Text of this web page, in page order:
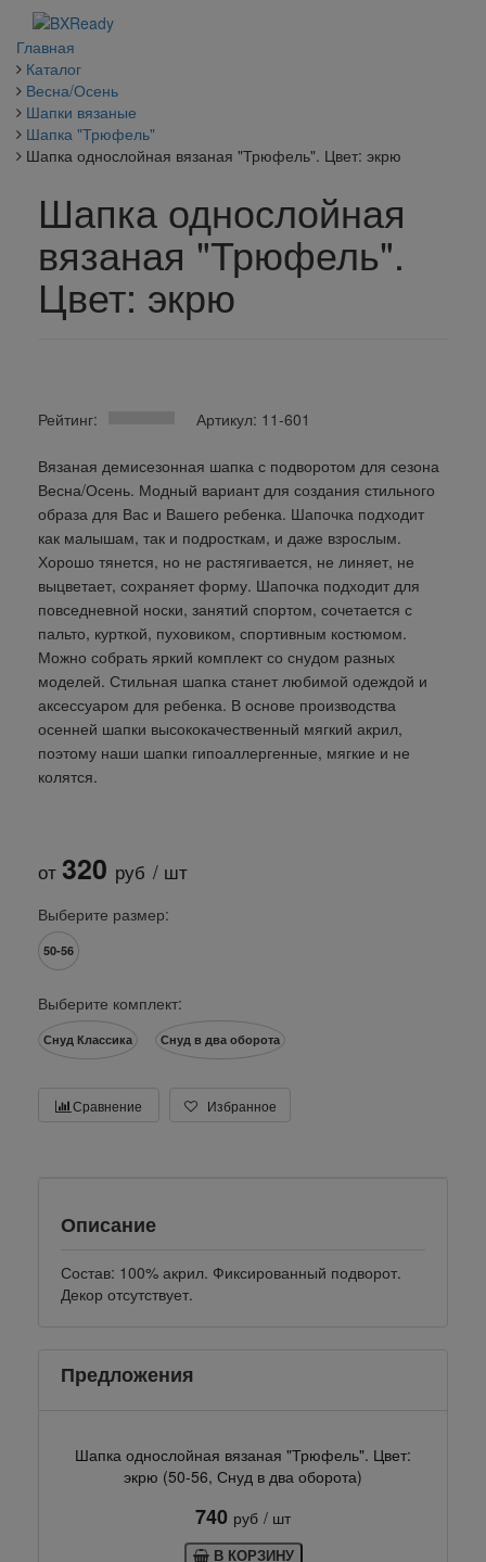
Главная
Каталог
Весна/Осень
Шапки вязаные
Шапка "Трюфель"
Шапка однослойная вязаная "Трюфель". Цвет: экрю
Шапка однослойная
вязаная "Трюфель".
Цвет: экрю
Рейтинг: Артикул: 11-601
Вязаная демисезонная шапка с подворотом для сезона
Весна/Осень. Модный вариант для создания стильного
образа для Вас и Вашего ребенка. Шапочка подходит
как малышам, так и подросткам, и даже взрослым.
Хорошо тянется, но не растягивается, не линяет, не
выцветает, сохраняет форму. Шапочка подходит для
повседневной носки, занятий спортом, сочетается с
пальто, курткой, пуховиком, спортивным костюмом.
Можно собрать яркий комплект со снудом разных
моделей. Стильная шапка станет любимой одеждой и
аксессуаром для ребенка. В основе производства
осенней шапки высококачественный мягкий акрил,
поэтому наши шапки гипоаллергенные, мягкие и не
колятся.
от 320 руб / шт
Выберите размер:
50-56
Выберите комплект:
Снуд Классика Снуд в два оборота
Сравнение Избранное
Описание
Состав: 100% акрил. Фиксированный подворот.
Декор отсутствует.
Предложения
Шапка однослойная вязаная "Трюфель". Цвет:
экрю (50-56, Снуд в два оборота)
740 руб / шт
В КОРЗИНУ